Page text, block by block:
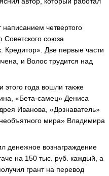
написанием четвертого
Советского союза
Кредитор». Две первые части
и Волос трудится над
года вошли также
«Бета-самец» Дениса
Иванова, «Дознаватель»
мира» Владимира
денежное вознаграждение
на 150 тыс. руб. каждый, а
грант на перевод